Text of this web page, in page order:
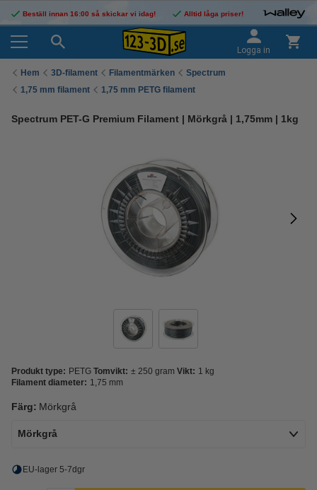
Beställ innan 16:00 så skickar vi idag! Alltid låga priser!
Logga in
Hem 3D-filament Filamentmärken
Spectrum
1,75 mm filament
1,75 mm PETG filament
Spectrum PET-G Premium Filament | Mörkgrå | 1,75mm | 1kg
Produkt type: PETG Tomvikt: ± 250 gram Vikt: 1 kg
Filament diameter: 1,75 mm
Färg: Mörkgrå
Mörkgrå
EU-lager 5-7dgr